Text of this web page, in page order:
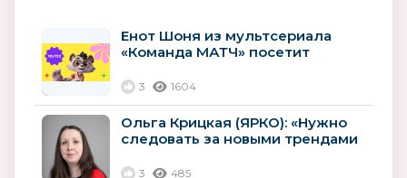
Енот Шоня из мультсериала
«Команда МАТЧ» посетит
Единой...
3 1604
Ольга Крицкая (ЯРКО): «Нужно
следовать за новыми трендами
3 485